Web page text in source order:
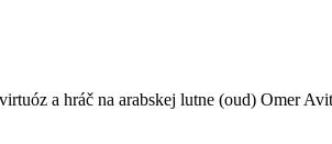
a hráč na arabskej lutne (oud) Omer